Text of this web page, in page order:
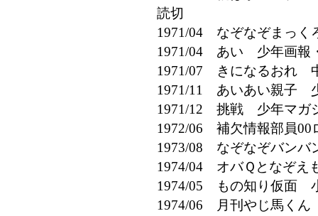
読切
1971/04 なぞなぞまっ
1971/04 あい 少年画報
1971/07 きになるおれ
1971/11 あいあい親子
1971/12 挑戦 少年マガ
1972/06 補欠情報部員
1973/08 なぞなぞバン
1974/04 オバＱとなぞえ
1974/05 もの知り仮面
1974/06 月刊やじ馬く